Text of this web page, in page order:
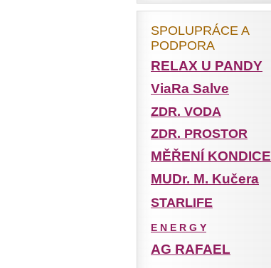
SPOLUPRÁCE A
PODPORA
RELAX U PANDY
ViaRa Salve
ZDR. VODA
ZDR. PROSTOR
MĚŘENÍ KONDICE
MUDr. M. Kučera
STARLIFE
E N E R G Y
AG RAFAEL